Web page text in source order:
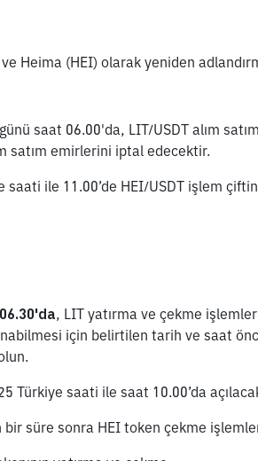
Heima (HEI) olarak yeniden
saat 06.00'da, LIT/USDT alım
satım emirlerini iptal edecektir.
ile 11.00’de HEI/USDT işlem
, LIT yatırma ve çekme
için belirtilen tarih ve saat
Türkiye saati ile saat 10.00’da
süre sonra HEI token çekme